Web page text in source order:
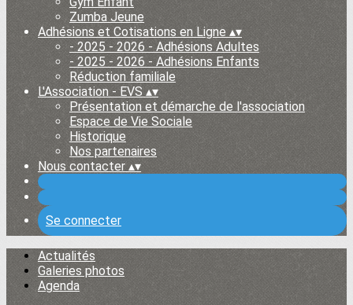
Zumba Jeune
Adhésions et Cotisations en Ligne ▴▾
- 2025 - 2026 - Adhésions Adultes
- 2025 - 2026 - Adhésions Enfants
Réduction familiale
L'Association - EVS▴▾
Présentation et démarche de l'association
Espace de Vie Sociale
Historique
Nos partenaires
Nous contacter▴▾
Se connecter
Actualités
Galeries photos
Agenda